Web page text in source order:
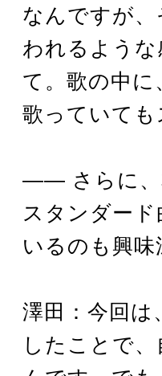
なんですが、
われるような
て。歌の中に
歌っていて
―― さらに、
スタンダー
いるのも興味
澤田：今回
したことで